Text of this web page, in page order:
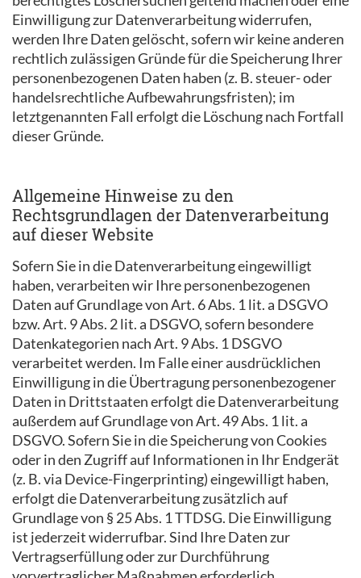
Einwilligung zur Datenverarbeitung widerrufen,
werden Ihre Daten gelöscht, sofern wir keine anderen
rechtlich zulässigen Gründe für die Speicherung Ihrer
personenbezogenen Daten haben (z. B. steuer- oder
handelsrechtliche Aufbewahrungsfristen); im
letztgenannten Fall erfolgt die Löschung nach Fortfall
dieser Gründe.
Allgemeine Hinweise zu den
Rechtsgrundlagen der Datenverarbeitung
auf dieser Website
Sofern Sie in die Datenverarbeitung eingewilligt
haben, verarbeiten wir Ihre personenbezogenen
Daten auf Grundlage von Art. 6 Abs. 1 lit. a DSGVO
bzw. Art. 9 Abs. 2 lit. a DSGVO, sofern besondere
Datenkategorien nach Art. 9 Abs. 1 DSGVO
verarbeitet werden. Im Falle einer ausdrücklichen
Einwilligung in die Übertragung personenbezogener
Daten in Drittstaaten erfolgt die Datenverarbeitung
außerdem auf Grundlage von Art. 49 Abs. 1 lit. a
DSGVO. Sofern Sie in die Speicherung von Cookies
oder in den Zugriff auf Informationen in Ihr Endgerät
(z. B. via Device-Fingerprinting) eingewilligt haben,
erfolgt die Datenverarbeitung zusätzlich auf
Grundlage von § 25 Abs. 1 TTDSG. Die Einwilligung
ist jederzeit widerrufbar. Sind Ihre Daten zur
Vertragserfüllung oder zur Durchführung